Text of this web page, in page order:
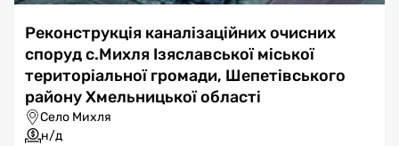
Реконструкція каналізаційних очисних
споруд с.Михля Ізяславської міської
територіальної громади, Шепетівського
району Хмельницької області
Село Михля
н/д